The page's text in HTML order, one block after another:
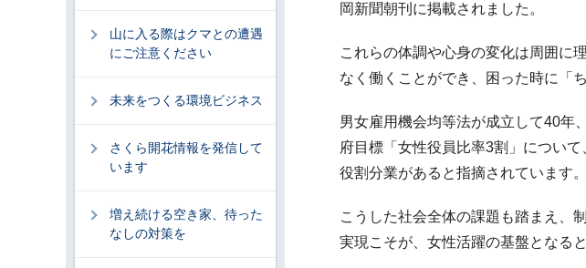
岡新聞朝刊に掲載されました。
これらの体調や心身の変化は周囲に
なく働くことができ、困った時に「
男女雇用機会均等法が成立して40年
府目標「女性役員比率3割」につい
役割分業があると指摘されています。
こうした社会全体の課題も踏まえ、
実現こそが、女性活躍の基盤となると
山に入る際はクマとの遭遇
にご注意ください
未来をつくる環境ビジネス
さくら開花情報を発信して
います
増え続ける空き家、待った
なしの対策を